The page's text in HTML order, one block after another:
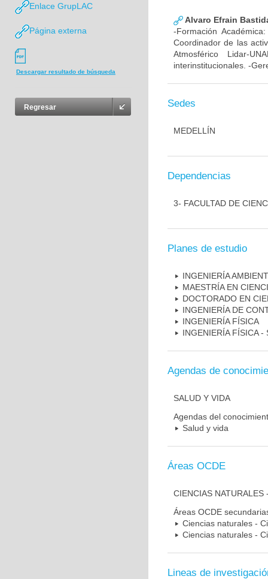
Enlace GrupLAC
Página externa
Descargar resultado de búsqueda
Regresar
Alvaro Efrain
-Formación
Coordinador de las
Atmosférico Lidar-
interinstitucionales. -
Sedes
MEDELLÍN
Dependencias
3- FACULTAD DE
Planes de estudio
INGENIERÍA
MAESTRÍA EN
DOCTORADO EN
INGENIERÍA DE
INGENIERÍA FÍSICA
INGENIERÍA FÍSICA
Agendas de
SALUD Y VIDA
Agendas del
Salud y vida
Áreas OCDE
CIENCIAS NATURALES
Áreas OCDE
Ciencias naturales -
Ciencias naturales -
Lineas de